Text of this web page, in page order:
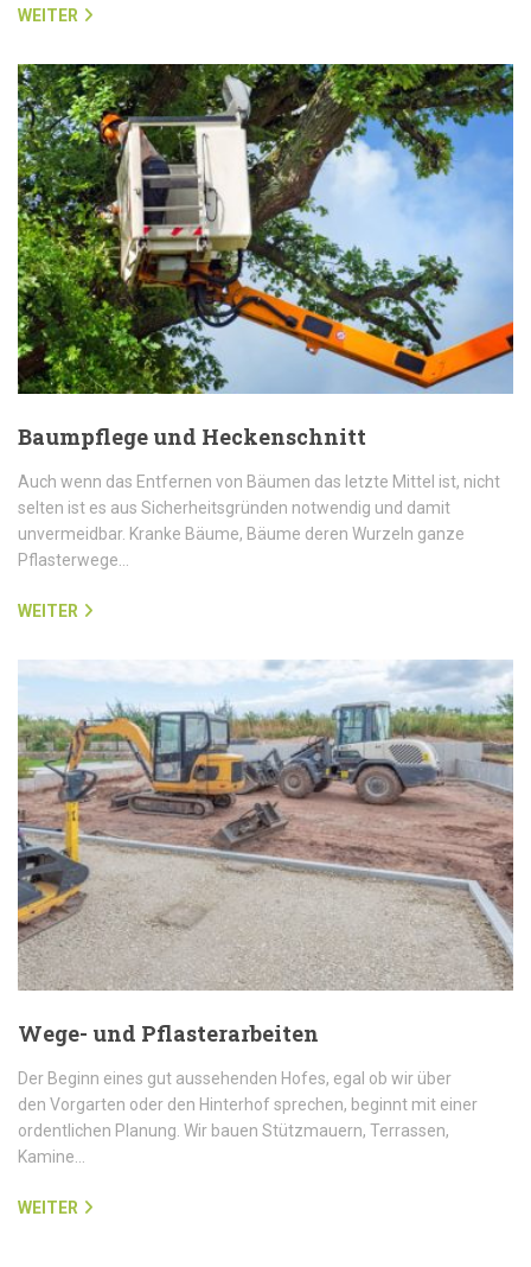
WEITER
Baumpflege und Heckenschnitt
Auch wenn das Entfernen von Bäumen das letzte Mittel ist, nicht
selten ist es aus Sicherheitsgründen notwendig und damit
unvermeidbar. Kranke Bäume, Bäume deren Wurzeln ganze
Pflasterwege…
WEITER
Wege- und Pflasterarbeiten
Der Beginn eines gut aussehenden Hofes, egal ob wir über
den Vorgarten oder den Hinterhof sprechen, beginnt mit einer
ordentlichen Planung. Wir bauen Stützmauern, Terrassen,
Kamine…
WEITER